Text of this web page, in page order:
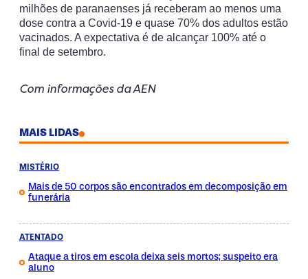
milhões de paranaenses já receberam ao menos uma
dose contra a Covid-19 e quase 70% dos adultos estão
vacinados. A expectativa é de alcançar 100% até o
final de setembro.
Com informações da AEN
MAIS LIDAS
MISTÉRIO
Mais de 50 corpos são encontrados em decomposição em
funerária
ATENTADO
Ataque a tiros em escola deixa seis mortos; suspeito era
aluno